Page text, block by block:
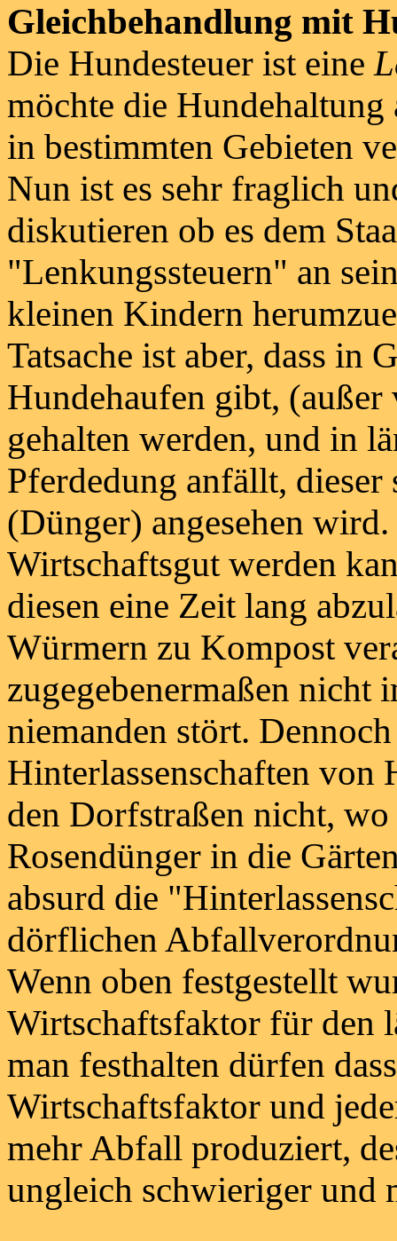
Gleichbehandlung mit
Die Hundesteuer ist eine
möchte die Hundehaltung
in bestimmten Gebieten
Nun ist es sehr fraglich
diskutieren ob es dem
"Lenkungssteuern" an
kleinen Kindern
Tatsache ist aber, dass in
Hundehaufen gibt,
gehalten werden, und in
Pferdedung anfällt,
(Dünger) angesehen
Wirtschaftsgut werden
diesen eine Zeit lang
Würmern zu Kompost
zugegebenermaßen nicht
niemanden stört.
Hinterlassenschaften von
den Dorfstraßen nicht, wo
Rosendünger in die
absurd die
dörflichen
Wenn oben festgestellt
Wirtschaftsfaktor für den
man festhalten dürfen
Wirtschaftsfaktor und
mehr Abfall produziert,
ungleich schwieriger und